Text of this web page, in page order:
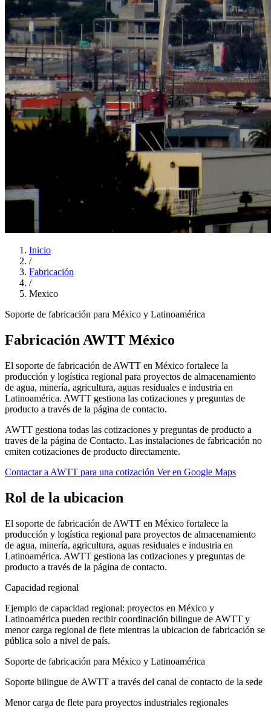
Inicio
/
Fabricación
/
Mexico
Soporte de fabricación para México y Latinoamérica
Fabricación AWTT México
El soporte de fabricación de AWTT en México fortalece la
producción y logística regional para proyectos de almacenamiento
de agua, minería, agricultura, aguas residuales e industria en
Latinoamérica. AWTT gestiona las cotizaciones y preguntas de
producto a través de la página de contacto.
AWTT gestiona todas las cotizaciones y preguntas de producto a
traves de la página de Contacto. Las instalaciones de fabricación no
emiten cotizaciones de producto directamente.
Contactar a AWTT para una cotización Ver en Google Maps
Rol de la ubicacion
El soporte de fabricación de AWTT en México fortalece la
producción y logística regional para proyectos de almacenamiento
de agua, minería, agricultura, aguas residuales e industria en
Latinoamérica. AWTT gestiona las cotizaciones y preguntas de
producto a través de la página de contacto.
Capacidad regional
Ejemplo de capacidad regional: proyectos en México y
Latinoamérica pueden recibir coordinación bilingue de AWTT y
menor carga regional de flete mientras la ubicacion de fabricación se
pública solo a nivel de país.
Soporte de fabricación para México y Latinoamérica
Soporte bilingue de AWTT a través del canal de contacto de la sede
Menor carga de flete para proyectos industriales regionales